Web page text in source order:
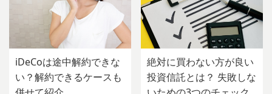
iDeCoは途中解約できな
い？解約できるケースも
絶対に買わない方が良い
投資信託とは？ 失敗しな